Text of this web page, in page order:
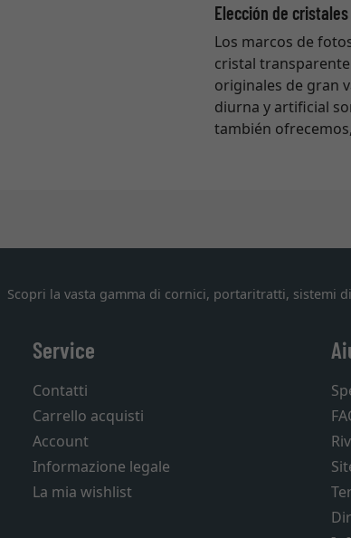
Elección de
Los marcos de
cristal
originales de gran
diurna y artificial
también
Scopri la vasta gamma di cornici, portaritratti, sistemi
Service
Contatti
Carrello acquisti
Account
Informazione legale
La mia wishlist